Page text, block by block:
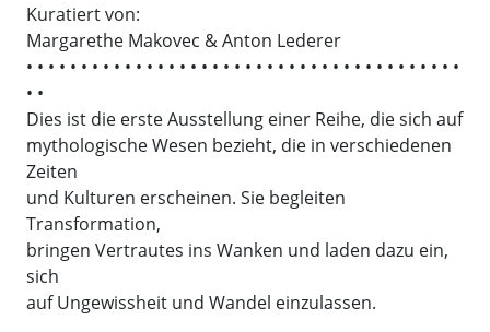
Kuratiert von:
Margarethe Makovec & Anton Lederer
• • • • • • • • • • • • • • • • • • • • • • • • • • • • • • • • • • • • • • • •
• •
Dies ist die erste Ausstellung einer Reihe, die sich auf
mythologische Wesen bezieht, die in verschiedenen
Zeiten
und Kulturen erscheinen. Sie begleiten
Transformation,
bringen Vertrautes ins Wanken und laden dazu ein,
sich
auf Ungewissheit und Wandel einzulassen.